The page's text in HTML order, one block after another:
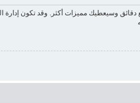
وسيعطيك مميزات أكثر. وقد تكون